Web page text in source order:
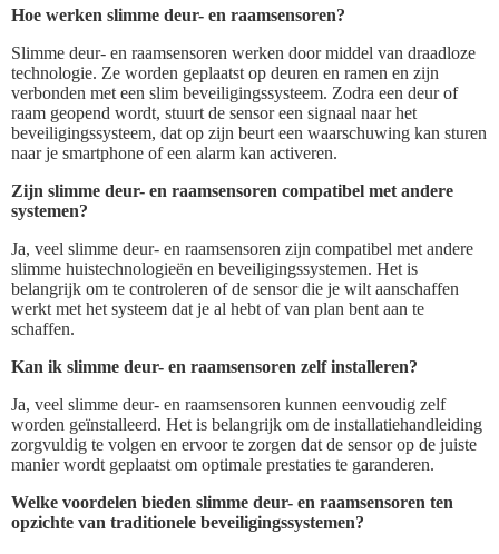
Hoe werken slimme deur- en raamsensoren?
Slimme deur- en raamsensoren werken door middel van draadloze
technologie. Ze worden geplaatst op deuren en ramen en zijn
verbonden met een slim beveiligingssysteem. Zodra een deur of
raam geopend wordt, stuurt de sensor een signaal naar het
beveiligingssysteem, dat op zijn beurt een waarschuwing kan sturen
naar je smartphone of een alarm kan activeren.
Zijn slimme deur- en raamsensoren compatibel met andere
systemen?
Ja, veel slimme deur- en raamsensoren zijn compatibel met andere
slimme huistechnologieën en beveiligingssystemen. Het is
belangrijk om te controleren of de sensor die je wilt aanschaffen
werkt met het systeem dat je al hebt of van plan bent aan te
schaffen.
Kan ik slimme deur- en raamsensoren zelf installeren?
Ja, veel slimme deur- en raamsensoren kunnen eenvoudig zelf
worden geïnstalleerd. Het is belangrijk om de installatiehandleiding
zorgvuldig te volgen en ervoor te zorgen dat de sensor op de juiste
manier wordt geplaatst om optimale prestaties te garanderen.
Welke voordelen bieden slimme deur- en raamsensoren ten
opzichte van traditionele beveiligingssystemen?